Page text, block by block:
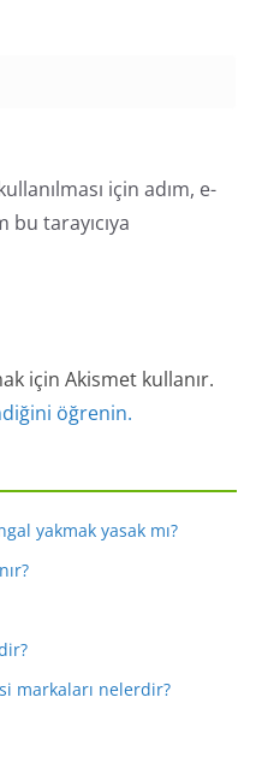
için adım, e-
tarayıcıya
için Akismet kullanır.
öğrenin.
yakmak yasak mı?
markaları nelerdir?